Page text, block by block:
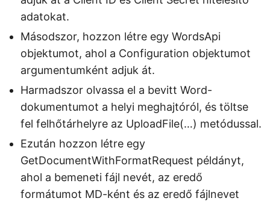
adatokat.
Másodszor, hozzon létre egy WordsApi
objektumot, ahol a Configuration objektumot
argumentumként adjuk át.
Harmadszor olvassa el a bevitt Word-
dokumentumot a helyi meghajtóról, és töltse
fel felhőtárhelyre az UploadFile(…) metódussal.
Ezután hozzon létre egy
GetDocumentWithFormatRequest példányt,
ahol a bemeneti fájl nevét, az eredő
formátumot MD-ként és az eredő fájlnevet